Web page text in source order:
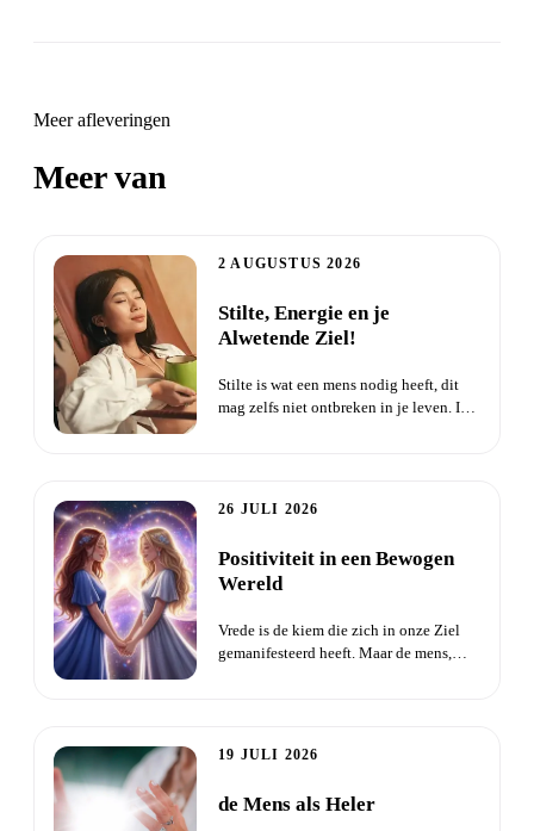
Meer afleveringen
Meer van
2 AUGUSTUS 2026
Stilte, Energie en je
Alwetende Ziel!
Stilte is wat een mens nodig heeft, dit
mag zelfs niet ontbreken in je leven. In
26 JULI 2026
Positiviteit in een Bewogen
Wereld
Vrede is de kiem die zich in onze Ziel
gemanifesteerd heeft. Maar de mens,
19 JULI 2026
de Mens als Heler